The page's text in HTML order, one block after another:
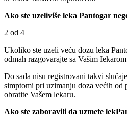
Ako ste uzeliviše leka Pantogar
2 od 4
Ukoliko ste uzeli veću dozu leka
odmah razgovarajte sa Vašim
Do sada nisu registrovani takvi
simptomi pri uzimanju doza većih od
obratite Vašem lekaru.
Ako ste zaboravili da uzmete